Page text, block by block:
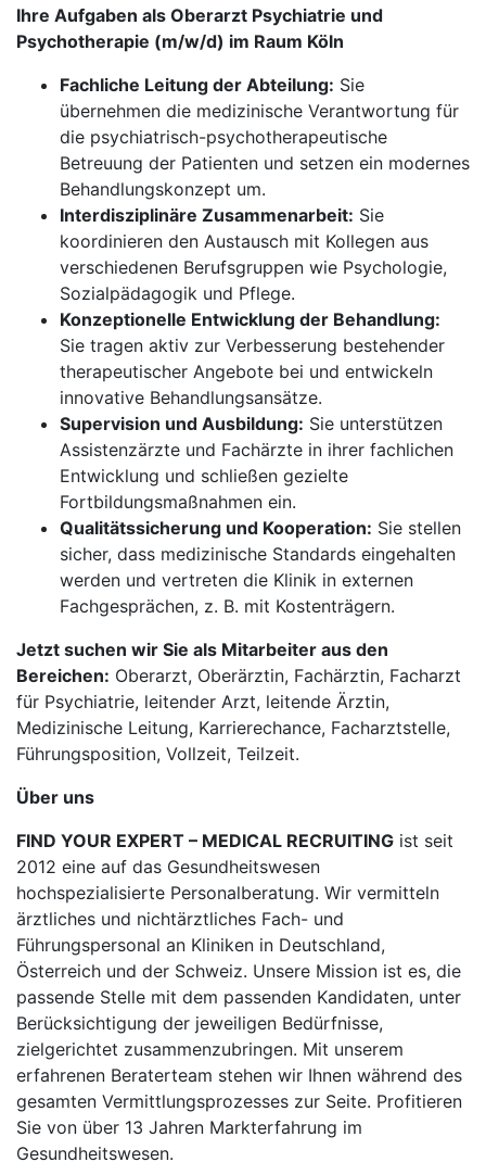
Ihre Aufgaben als Oberarzt Psychiatrie und
Psychotherapie (m/w/d) im Raum Köln
Fachliche Leitung der Abteilung: Sie
übernehmen die medizinische Verantwortung für
die psychiatrisch-psychotherapeutische
Betreuung der Patienten und setzen ein modernes
Behandlungskonzept um.
Interdisziplinäre Zusammenarbeit: Sie
koordinieren den Austausch mit Kollegen aus
verschiedenen Berufsgruppen wie Psychologie,
Sozialpädagogik und Pflege.
Konzeptionelle Entwicklung der Behandlung:
Sie tragen aktiv zur Verbesserung bestehender
therapeutischer Angebote bei und entwickeln
innovative Behandlungsansätze.
Supervision und Ausbildung: Sie unterstützen
Assistenzärzte und Fachärzte in ihrer fachlichen
Entwicklung und schließen gezielte
Fortbildungsmaßnahmen ein.
Qualitätssicherung und Kooperation: Sie stellen
sicher, dass medizinische Standards eingehalten
werden und vertreten die Klinik in externen
Fachgesprächen, z. B. mit Kostenträgern.
Jetzt suchen wir Sie als Mitarbeiter aus den
Bereichen: Oberarzt, Oberärztin, Fachärztin, Facharzt
für Psychiatrie, leitender Arzt, leitende Ärztin,
Medizinische Leitung, Karrierechance, Facharztstelle,
Führungsposition, Vollzeit, Teilzeit.
Über uns
FIND YOUR EXPERT – MEDICAL RECRUITING ist seit
2012 eine auf das Gesundheitswesen
hochspezialisierte Personalberatung. Wir vermitteln
ärztliches und nichtärztliches Fach- und
Führungspersonal an Kliniken in Deutschland,
Österreich und der Schweiz. Unsere Mission ist es, die
passende Stelle mit dem passenden Kandidaten, unter
Berücksichtigung der jeweiligen Bedürfnisse,
zielgerichtet zusammenzubringen. Mit unserem
erfahrenen Beraterteam stehen wir Ihnen während des
gesamten Vermittlungsprozesses zur Seite. Profitieren
Sie von über 13 Jahren Markterfahrung im
Gesundheitswesen.